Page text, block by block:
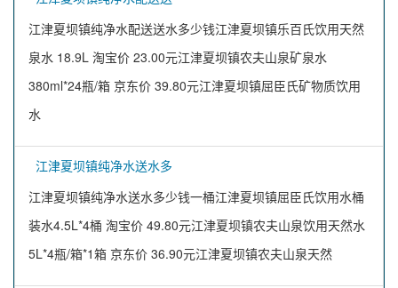
江津夏坝镇纯净水配送送水多少钱江津夏坝镇乐百氏饮用天然
泉水 18.9L 淘宝价 23.00元江津夏坝镇农夫山泉矿泉水
380ml*24瓶/箱 京东价 39.80元江津夏坝镇屈臣氏矿物质饮用
水
江津夏坝镇纯净水送水多
江津夏坝镇纯净水送水多少钱一桶江津夏坝镇屈臣氏饮用水桶
装水4.5L*4桶 淘宝价 49.80元江津夏坝镇农夫山泉饮用天然水
5L*4瓶/箱*1箱 京东价 36.90元江津夏坝镇农夫山泉天然